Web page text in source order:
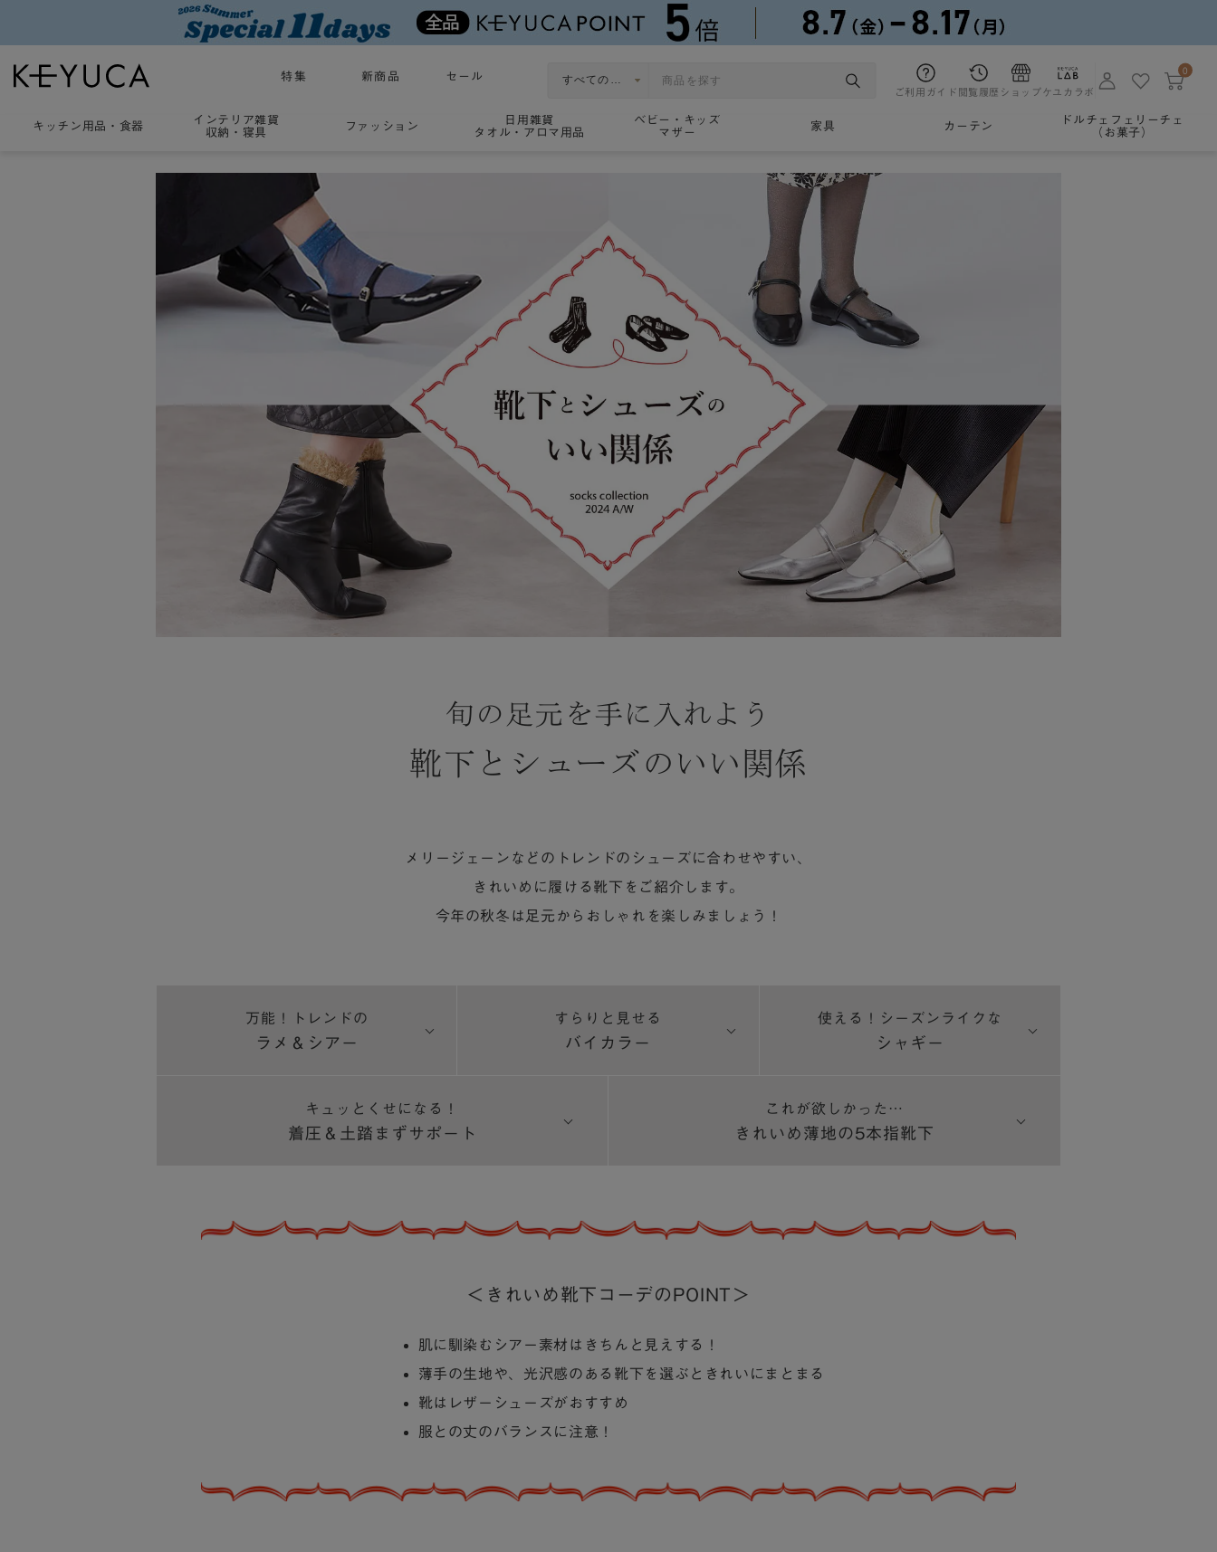
特集 新商品 セール
ご利用ガイド 閲覧履歴 ショップケユカラボ
0
キッチン用品 ・ 食器
インテリア雑貨
収納・寝具
ファッション
日用雑貨
タオル・アロマ用品
ベビー・キッズ
マザー
家具 カーテン
ドルチェフェリーチェ
（お菓子）
旬の足元を手に入れよう
靴下とシューズのいい関係
メリージェーンなどのトレンドのシューズに合わせやすい、
きれいめに履ける靴下をご紹介します。
今年の秋冬は足元からおしゃれを楽しみましょう！
万能！ トレンドの
ラメ＆シアー
すらりと見せる
バイカラー
使える！ シーズンライクな
シャギー
キュッとくせになる！
着圧＆土踏まずサポート
これが欲しかった…
きれいめ薄地の5本指靴下
＜きれいめ靴下コーデのPOINT＞
肌に馴染むシアー素材はきちんと見えする！
薄手の生地や、光沢感のある靴下を選ぶときれいにまとまる
靴はレザーシューズがおすすめ
服との丈のバランスに注意！